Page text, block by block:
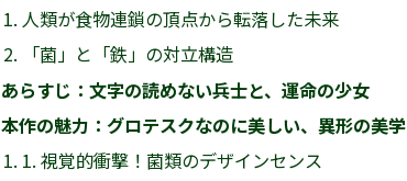
人類が食物連鎖の頂点から転落した未来
「菌」と「鉄」の対立構造
あらすじ：文字の読めない兵士と、運命の少女
本作の魅力：グロテスクなのに美しい、異形の美学
1. 視覚的衝撃！菌類のデザインセンス